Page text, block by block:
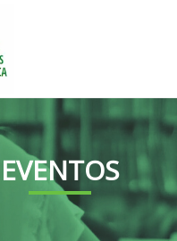
EVENTOS